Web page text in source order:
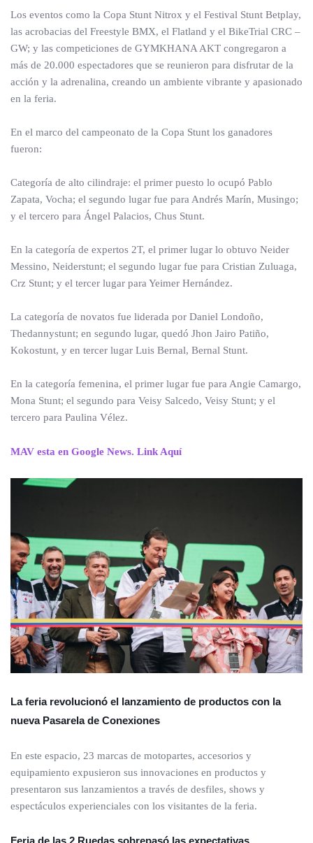
Los eventos como la Copa Stunt Nitrox y el Festival Stunt Betplay,
las acrobacias del Freestyle BMX, el Flatland y el BikeTrial CRC –
GW; y las competiciones de GYMKHANA AKT congregaron a
más de 20.000 espectadores que se reunieron para disfrutar de la
acción y la adrenalina, creando un ambiente vibrante y apasionado
en la feria.
En el marco del campeonato de la Copa Stunt los ganadores
fueron:
Categoría de alto cilindraje: el primer puesto lo ocupó Pablo
Zapata, Vocha; el segundo lugar fue para Andrés Marín, Musingo;
y el tercero para Ángel Palacios, Chus Stunt.
En la categoría de expertos 2T, el primer lugar lo obtuvo Neider
Messino, Neiderstunt; el segundo lugar fue para Cristian Zuluaga,
Crz Stunt; y el tercer lugar para Yeimer Hernández.
La categoría de novatos fue liderada por Daniel Londoño,
Thedannystunt; en segundo lugar, quedó Jhon Jairo Patiño,
Kokostunt, y en tercer lugar Luis Bernal, Bernal Stunt.
En la categoría femenina, el primer lugar fue para Angie Camargo,
Mona Stunt; el segundo para Veisy Salcedo, Veisy Stunt; y el
tercero para Paulina Vélez.
MAV esta en Google News. Link Aquí
La feria revolucionó el lanzamiento de productos con la
nueva Pasarela de Conexiones
En este espacio, 23 marcas de motopartes, accesorios y
equipamiento expusieron sus innovaciones en productos y
presentaron sus lanzamientos a través de desfiles, shows y
espectáculos experienciales con los visitantes de la feria.
Feria de las 2 Ruedas sobrepasó las expectativas,